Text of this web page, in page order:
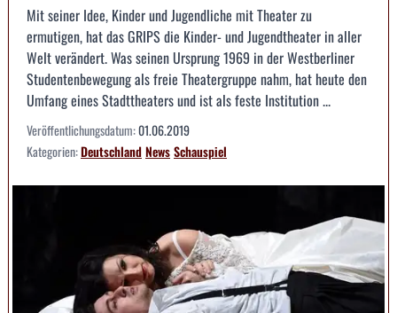
Mit seiner Idee, Kinder und Jugendliche mit Theater zu
ermutigen, hat das GRIPS die Kinder- und Jugendtheater in aller
Welt verändert. Was seinen Ursprung 1969 in der Westberliner
Studentenbewegung als freie Theatergruppe nahm, hat heute den
Umfang eines Stadttheaters und ist als feste Institution ...
Veröffentlichungsdatum:01.06.2019
Kategorien:DeutschlandNewsSchauspiel